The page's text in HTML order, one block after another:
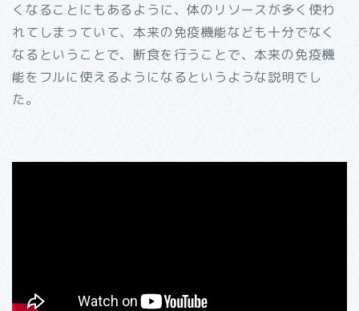
くなることにもあるように、体のリソースが多く使わ
れてしまっていて、本来の免疫機能なども十分でなく
なるということで、断食を行うことで、本来の免疫機
能をフルに使えるようになるというような説明でし
た。